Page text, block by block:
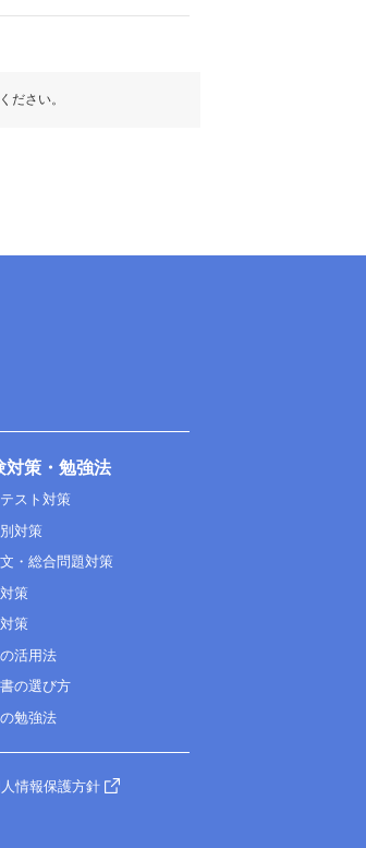
ださい。
対策・勉強法
スト対策
対策
・総合問題対策
策
策
活用法
の選び方
勉強法
情報保護方針